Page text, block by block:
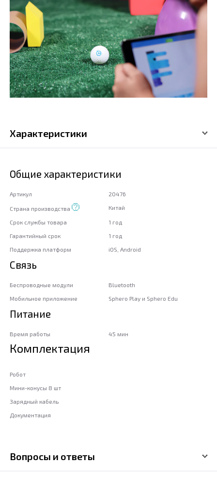
Характеристики
Общие характеристики
Артикул 20476
Страна производства Китай
Срок службы товара
1 год
Гарантийный срок
1 год
Поддержка платформ
iOS, Android
Связь
Беспроводные модули
Bluetooth
Мобильное приложение
Sphero Play и Sphero Edu
Питание
Время работы 45 мин
Комплектация
Робот
Мини-конусы 8 шт
Зарядный кабель
Документация
Вопросы и ответы